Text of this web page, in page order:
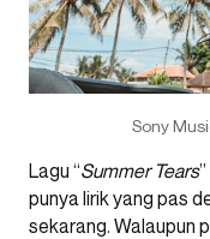
Sony
Lagu “Summer Tears
punya lirik yang pas
sekarang. Walaupun